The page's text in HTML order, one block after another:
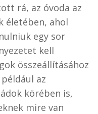
rá, az óvoda az
életében, ahol
egy sor
kell
összeállításához
az
körében is,
mire van